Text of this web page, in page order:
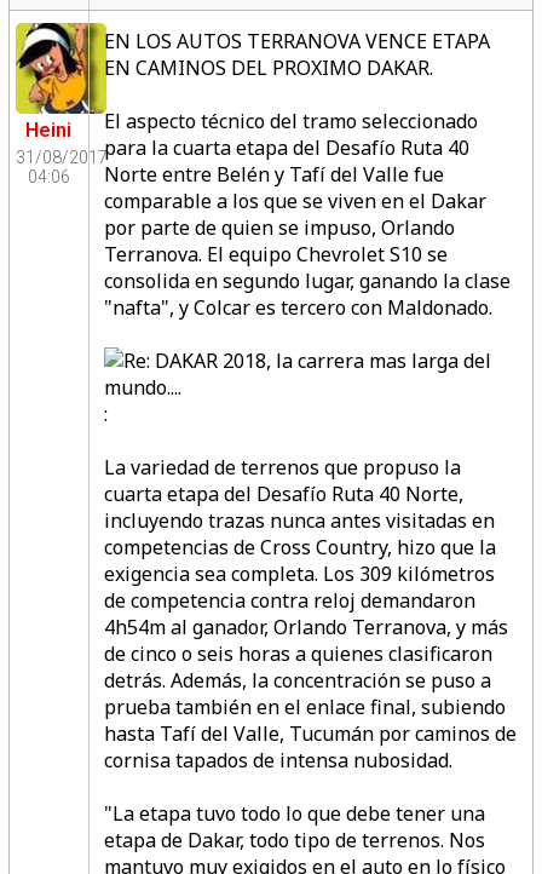
Heini
31/08/2017
04:06
EN LOS AUTOS TERRANOVA VENCE ETAPA
EN CAMINOS DEL PROXIMO DAKAR.
El aspecto técnico del tramo seleccionado
para la cuarta etapa del Desafío Ruta 40
Norte entre Belén y Tafí del Valle fue
comparable a los que se viven en el Dakar
por parte de quien se impuso, Orlando
Terranova. El equipo Chevrolet S10 se
consolida en segundo lugar, ganando la clase
"nafta", y Colcar es tercero con Maldonado.
:
La variedad de terrenos que propuso la
cuarta etapa del Desafío Ruta 40 Norte,
incluyendo trazas nunca antes visitadas en
competencias de Cross Country, hizo que la
exigencia sea completa. Los 309 kilómetros
de competencia contra reloj demandaron
4h54m al ganador, Orlando Terranova, y más
de cinco o seis horas a quienes clasificaron
detrás. Además, la concentración se puso a
prueba también en el enlace final, subiendo
hasta Tafí del Valle, Tucumán por caminos de
cornisa tapados de intensa nubosidad.
"La etapa tuvo todo lo que debe tener una
etapa de Dakar, todo tipo de terrenos. Nos
mantuvo muy exigidos en el auto en lo físico